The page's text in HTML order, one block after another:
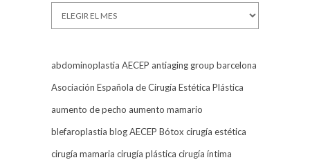
Archivos
abdominoplastia AECEP antiaging group barcelona
Asociación Española de Cirugía Estética Plástica
aumento de pecho aumento mamario
blefaroplastia blog AECEP Bótox cirugía estética
cirugía mamaria cirugía plástica cirugía íntima